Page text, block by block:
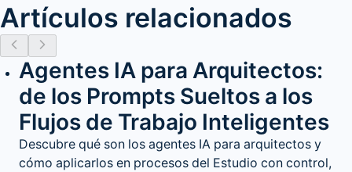
Artículos relacionados
Agentes IA para Arquitectos:
de los Prompts Sueltos a los
Flujos de Trabajo Inteligentes
Descubre qué son los agentes IA para arquitectos y
cómo aplicarlos en procesos del Estudio con control,